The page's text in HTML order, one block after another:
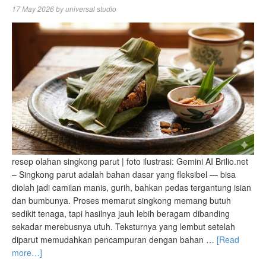
17 May 2026byuniversal studio
resep olahan singkong parut | foto ilustrasi: Gemini AI Brilio.net
– Singkong parut adalah bahan dasar yang fleksibel — bisa
diolah jadi camilan manis, gurih, bahkan pedas tergantung isian
dan bumbunya. Proses memarut singkong memang butuh
sedikit tenaga, tapi hasilnya jauh lebih beragam dibanding
sekadar merebusnya utuh. Teksturnya yang lembut setelah
diparut memudahkan pencampuran dengan bahan … [Read
more…]